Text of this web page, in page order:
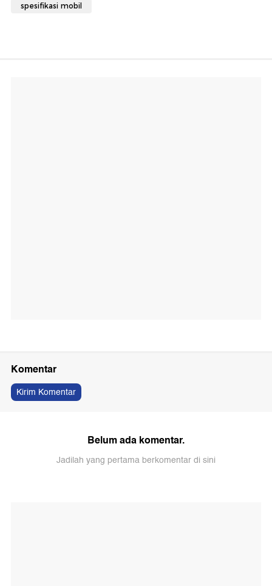
spesifikasi mobil
Komentar
Kirim Komentar
Belum ada komentar.
Jadilah yang pertama berkomentar di sini